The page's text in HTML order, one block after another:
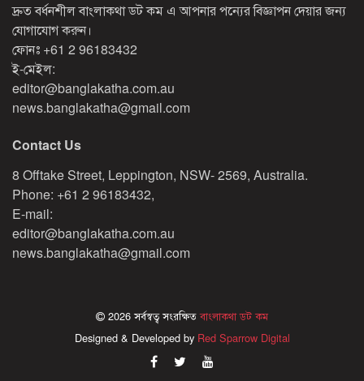
দ্রুত বর্ধনশীল বাংলাকথা ডট কম এ আপনার পন্যের বিজ্ঞাপন দেয়ার জন্য
যোগাযোগ করুন।
ফোনঃ +61 2 96183432
ই-মেইল:
editor@banglakatha.com.au
news.banglakatha@gmail.com
Contact Us
8 Offtake Street, Leppington, NSW- 2569, Australia.
Phone: +61 2 96183432,
E-mail:
editor@banglakatha.com.au
news.banglakatha@gmail.com
2026 সর্বস্বত্ব সংরক্ষিতবাংলাকথা ডট কম
Designed & Developed by Red Sparrow Digital